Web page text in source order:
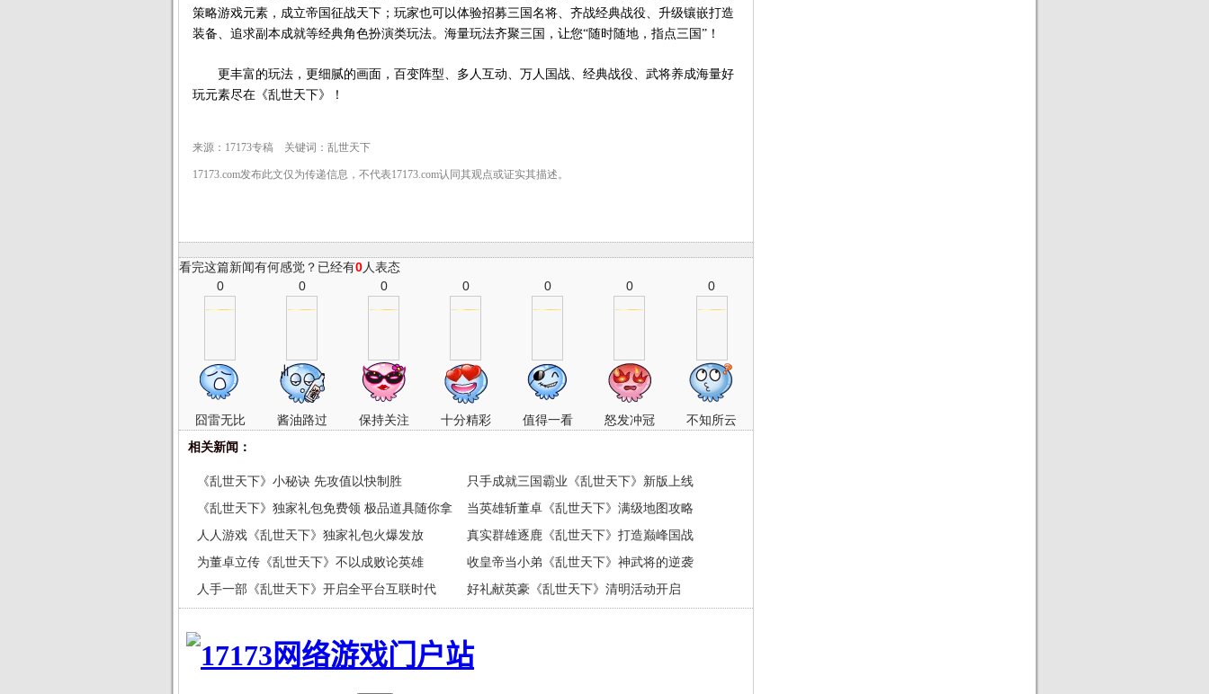
策略游戏元素，成立帝国征战天下；玩家也可以体验招募三国名将、齐战经典战役、升级镶嵌打造
装备、追求副本成就等经典角色扮演类玩法。海量玩法齐聚三国，让您“随时随地，指点三国”！
更丰富的玩法，更细腻的画面，百变阵型、多人互动、万人国战、经典战役、武将养成海量好
玩元素尽在《乱世天下》！
来源：17173专稿 关键词：乱世天下
17173.com发布此文仅为传递信息，不代表17173.com认同其观点或证实其描述。
看完这篇新闻有何感觉？已经有0人表态
0
囧雷无比
0
酱油路过
0
保持关注
0
十分精彩
0
值得一看
0
怒发冲冠
0
不知所云
相关新闻：
《乱世天下》小秘诀 先攻值以快制胜
只手成就三国霸业《乱世天下》新版上线
《乱世天下》独家礼包免费领 极品道具随你拿
当英雄斩董卓《乱世天下》满级地图攻略
人人游戏《乱世天下》独家礼包火爆发放
真实群雄逐鹿《乱世天下》打造巅峰国战
为董卓立传《乱世天下》不以成败论英雄
收皇帝当小弟《乱世天下》神武将的逆袭
人手一部《乱世天下》开启全平台互联时代
好礼献英豪《乱世天下》清明活动开启